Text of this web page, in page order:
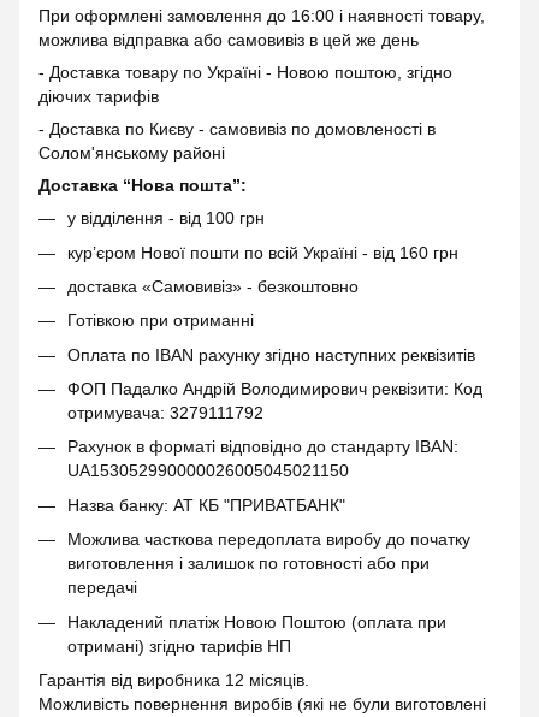
При оформлені замовлення до 16:00 і наявності товару,
можлива відправка або самовивіз в цей же день
- Доставка товару по Україні - Новою поштою, згідно
діючих тарифів
- Доставка по Києву - самовивіз по домовленості в
Солом'янському районі
Доставка “Нова пошта”:
у відділення - від 100 грн
кур’єром Нової пошти по всій Україні - від 160 грн
доставка «Самовивіз» - безкоштовно
Готівкою при отриманні
Оплата по IBAN рахунку згідно наступних реквізитів
ФОП Падалко Андрій Володимирович реквізити: Код
отримувача: 3279111792
Рахунок в форматі відповідно до стандарту IBAN:
UA153052990000026005045021150
Назва банку: АТ КБ "ПРИВАТБАНК"
Можлива часткова передоплата виробу до початку
виготовлення і залишок по готовності або при
передачі
Накладений платіж Новою Поштою (оплата при
отримані) згідно тарифів НП
Гарантія від виробника 12 місяців.
Можливість повернення виробів (які не були виготовлені